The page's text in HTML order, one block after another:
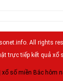
All rights
trực tiếp kết quả xổ
xổ số miền Bắc hôm